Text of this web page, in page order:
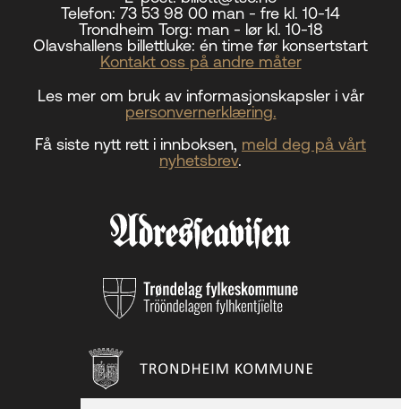
Telefon: 73 53 98 00 man - fre kl. 10-14
Trondheim Torg: man - lør kl. 10-18
Olavshallens billettluke: én time før konsertstart
Kontakt oss på andre måter
Les mer om bruk av informasjonskapsler i vår
personvernerklæring.
Få siste nytt rett i innboksen, meld deg på vårt
nyhetsbrev.